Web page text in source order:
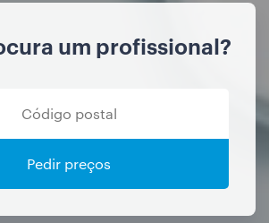
um profissional?
Pedir preços